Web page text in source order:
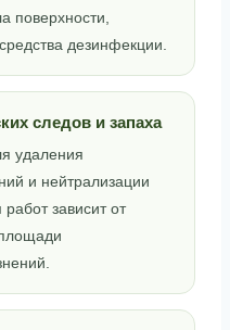
поверхности,
дезинфекции.
следов и запаха
удаления
и нейтрализации
зависит от